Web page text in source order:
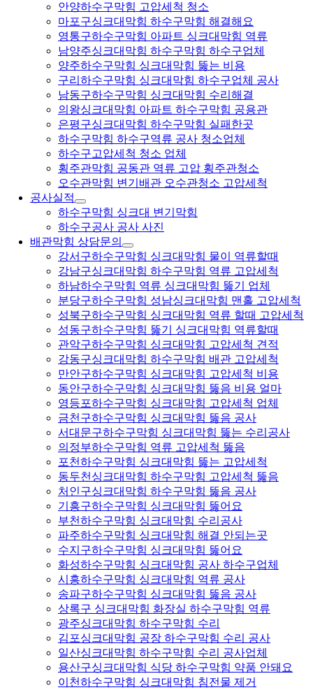
안양하수구막힘 고압세척 청소
마포구싱크대막힘 하수구막힘 해결해요
영통구하수구막힘 아파트 싱크대막힘 역류
남양주싱크대막힘 하수구막힘 하수구업체
양주하수구막힘 싱크대막힘 뚫는 비용
구리하수구막힘 싱크대막힘 하수구업체 공사
남동구하수구막힘 싱크대막힘 수리해결
의왕싱크대막힘 아파트 하수구막힘 공용관
은평구싱크대막힘 하수구막힘 실패한곳
하수구막힘 하수구역류 공사 청소업체
하수구고압세척 청소 업체
횡주관막힘 공동관 역류 고압 횡주관청소
오수관막힘 변기배관 오수관청소 고압세척
공사실적
하수구막힘 싱크대 변기막힘
하수구공사 공사 사진
배관막힘 상담문의
강서구하수구막힘 싱크대막힘 물이 역류할때
강남구싱크대막힘 하수구막힘 역류 고압세척
하남하수구막힘 역류 싱크대막힘 뚫기 업체
분당구하수구막힘 성남싱크대막힘 맨홀 고압세척
성북구하수구막힘 싱크대막힘 역류 할때 고압세척
성동구하수구막힘 뚫기 싱크대막힘 역류할때
관악구하수구막힘 싱크대막힘 고압세척 견적
강동구싱크대막힘 하수구막힘 배관 고압세척
만안구하수구막힘 싱크대막힘 고압세척 비용
동안구하수구막힘 싱크대막힘 뚫음 비용 얼마
영등포하수구막힘 싱크대막힘 고압세척 업체
금천구하수구막힘 싱크대막힘 뚫음 공사
서대문구하수구막힘 싱크대막힘 뚫는 수리공사
의정부하수구막힘 역류 고압세척 뚫음
포천하수구막힘 싱크대막힘 뚫는 고압세척
동두천싱크대막힘 하수구막힘 고압세척 뚫음
처인구싱크대막힘 하수구막힘 뚫음 공사
기흥구하수구막힘 싱크대막힘 뚫어요
부천하수구막힘 싱크대막힘 수리공사
파주하수구막힘 싱크대막힘 해결 안되는곳
수지구하수구막힘 싱크대막힘 뚫어요
화성하수구막힘 싱크대막힘 공사 하수구업체
시흥하수구막힘 싱크대막힘 역류 공사
송파구하수구막힘 싱크대막힘 뚫음 공사
상록구 싱크대막힘 화장실 하수구막힘 역류
광주싱크대막힘 하수구막힘 수리
김포싱크대막힘 공장 하수구막힘 수리 공사
일산싱크대막힘 하수구막힘 수리 공사업체
용산구싱크대막힘 식당 하수구막힘 약품 안돼요
이천하수구막힘 싱크대막힘 침전물 제거